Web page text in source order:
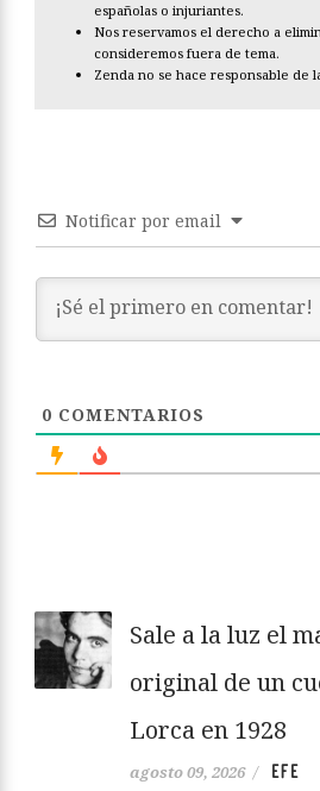
españolas o injuriantes.
Nos reservamos el derecho a
consideremos fuera de tema.
Zenda no se hace responsable de
Notificar por email
0 COMENTARIOS
Sale a la luz el
original de un
Lorca en 1928
agosto 09, 2026 / EFE